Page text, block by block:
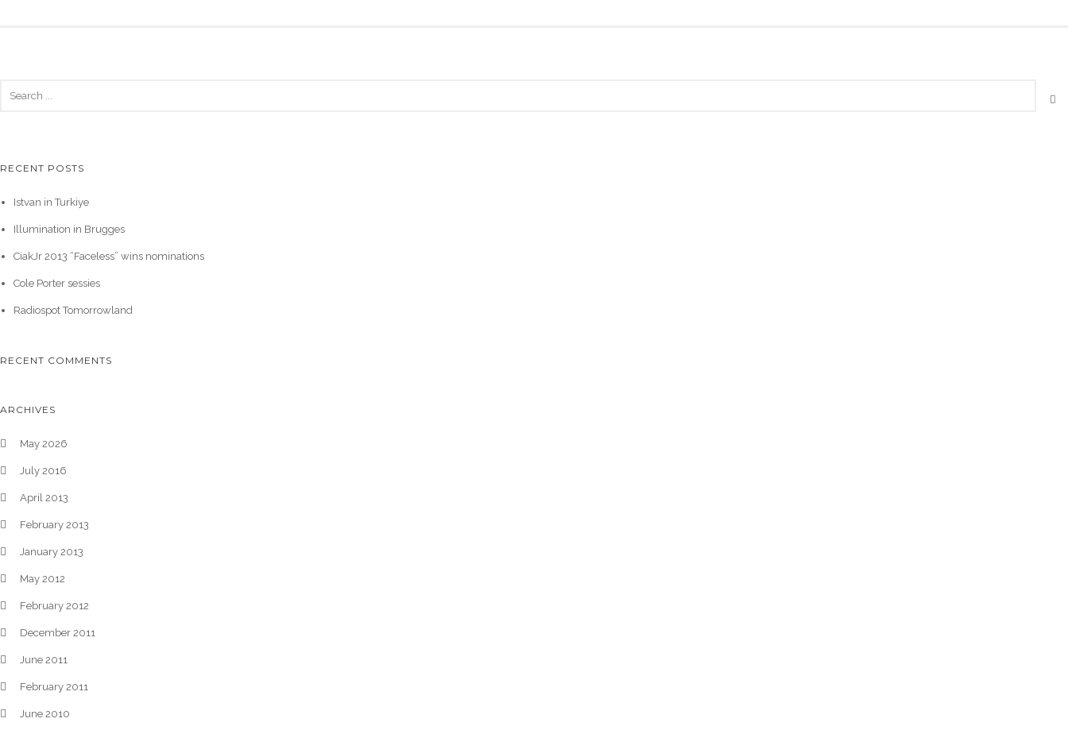
RECENT POSTS
Istvan in Turkiye
Illumination in Brugges
CiakJr 2013 “Faceless” wins nominations
Cole Porter sessies
Radiospot Tomorrowland
RECENT COMMENTS
ARCHIVES
May 2026
July 2016
April 2013
February 2013
January 2013
May 2012
February 2012
December 2011
June 2011
February 2011
June 2010